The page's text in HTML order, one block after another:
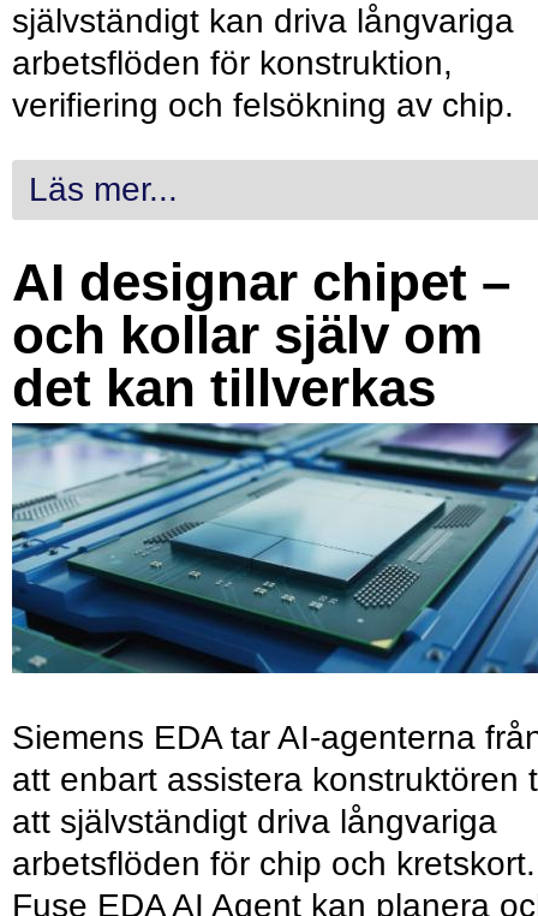
självständigt kan driva långvariga
arbetsflöden för konstruktion,
verifiering och felsökning av chip.
Läs mer...
AI designar chipet –
och kollar själv om
det kan tillverkas
Siemens EDA tar AI-agenterna
att enbart assistera konstruktören
att självständigt driva långvariga
arbetsflöden för chip och kretskort.
Fuse EDA AI Agent kan planera